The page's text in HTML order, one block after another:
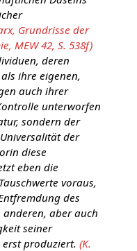
Grundrisse der
MEW 42, S. 538f)
deren
ihre eigenen,
auch ihrer
unterworfen
sondern der
der
diese
eben die
voraus,
des
aber auch
seiner
produziert. (K.